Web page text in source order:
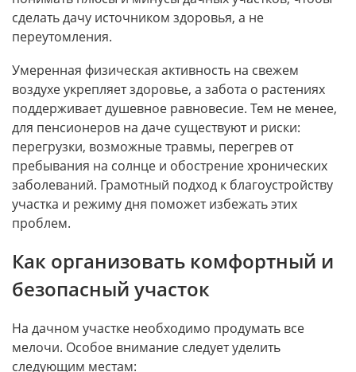
сделать дачу источником здоровья, а не
переутомления.
Умеренная физическая активность на свежем
воздухе укрепляет здоровье, а забота о растениях
поддерживает душевное равновесие. Тем не менее,
для пенсионеров на даче существуют и риски:
перегрузки, возможные травмы, перегрев от
пребывания на солнце и обострение хронических
заболеваний. Грамотный подход к благоустройству
участка и режиму дня поможет избежать этих
проблем.
Как организовать комфортный и
безопасный участок
На дачном участке необходимо продумать все
мелочи. Особое внимание следует уделить
следующим местам: